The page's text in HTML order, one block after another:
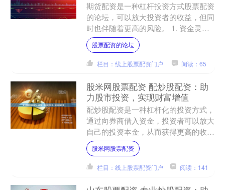
期货配资是一种杠杆投资方式股票配资
的论坛，可以放大投资者的收益，但同
时也伴随着更高的风险。 1. 资金灵
活：前程无忧股票配资可以根据投资者
的需求提供不同额度的资....
股票配资的论坛
栏目：线上股票配资门户 阅读：65
股米网股票配资 配炒股配资：助
力股市投资，实现财富增值
配炒股配资是一种杠杆化的投资方式，
通过向券商借入资金，投资者可以放大
自己的投资本金，从而获得更高的收
益。对于股市投资新手或资金有限的投
资者来说，配资可以提供一个....
股米网股票配资
栏目：线上股票配资门户 阅读：141